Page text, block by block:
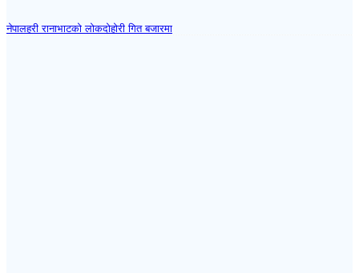
नेपालहरी रानाभाटको लोकदोहोरी गित बजारमा